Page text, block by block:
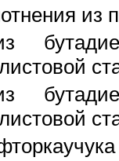
из